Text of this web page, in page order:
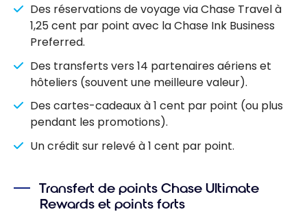
Des réservations de voyage via Chase Travel à
1,25 cent par point avec la Chase Ink Business
Preferred.
Des transferts vers 14 partenaires aériens et
hôteliers (souvent une meilleure valeur).
Des cartes-cadeaux à 1 cent par point (ou plus
pendant les promotions).
Un crédit sur relevé à 1 cent par point.
Transfert de points Chase Ultimate
Rewards et points forts